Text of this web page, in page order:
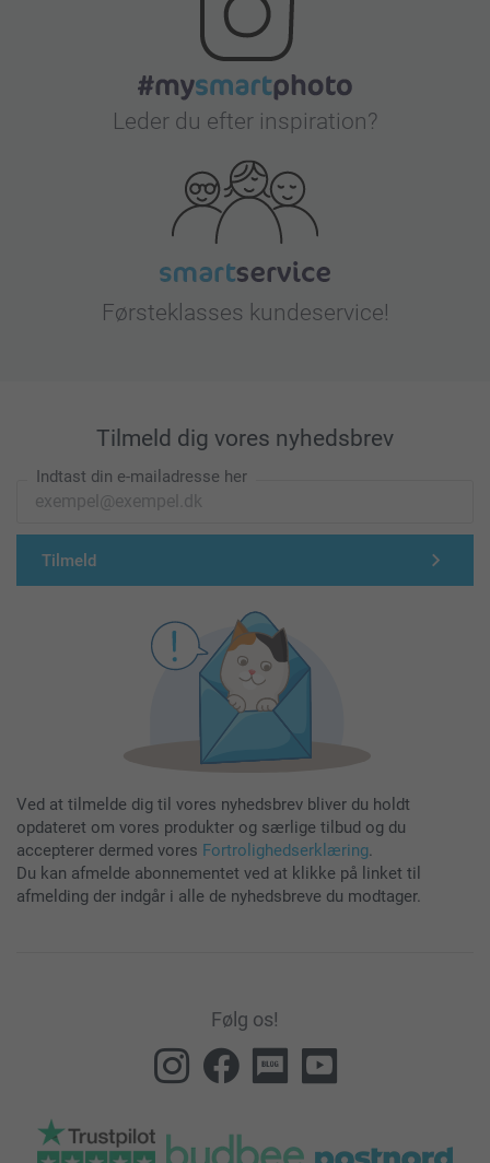
Leder du efter inspiration?
Førsteklasses kundeservice!
Tilmeld dig vores nyhedsbrev
Indtast din e-mailadresse her
Tilmeld
Ved at tilmelde dig til vores nyhedsbrev bliver du holdt
opdateret om vores produkter og særlige tilbud og du
accepterer dermed vores Fortrolighedserklæring.
Du kan afmelde abonnementet ved at klikke på linket til
afmelding der indgår i alle de nyhedsbreve du modtager.
Følg os!